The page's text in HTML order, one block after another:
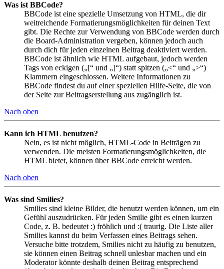
Was ist BBCode?
BBCode ist eine spezielle Umsetzung von HTML, die dir
weitreichende Formatierungsmöglichkeiten für deinen Text
gibt. Die Rechte zur Verwendung von BBCode werden durch
die Board-Administration vergeben, können jedoch auch
durch dich für jeden einzelnen Beitrag deaktiviert werden.
BBCode ist ähnlich wie HTML aufgebaut, jedoch werden
Tags von eckigen („[“ und „]“) statt spitzen („<“ und „>“)
Klammern eingeschlossen. Weitere Informationen zu
BBCode findest du auf einer speziellen Hilfe-Seite, die von
der Seite zur Beitragserstellung aus zugänglich ist.
Nach oben
Kann ich HTML benutzen?
Nein, es ist nicht möglich, HTML-Code in Beiträgen zu
verwenden. Die meisten Formatierungsmöglichkeiten, die
HTML bietet, können über BBCode erreicht werden.
Nach oben
Was sind Smilies?
Smilies sind kleine Bilder, die benutzt werden können, um ein
Gefühl auszudrücken. Für jeden Smilie gibt es einen kurzen
Code, z. B. bedeutet :) fröhlich und :( traurig. Die Liste aller
Smilies kannst du beim Verfassen eines Beitrags sehen.
Versuche bitte trotzdem, Smilies nicht zu häufig zu benutzen,
sie können einen Beitrag schnell unlesbar machen und ein
Moderator könnte deshalb deinen Beitrag entsprechend